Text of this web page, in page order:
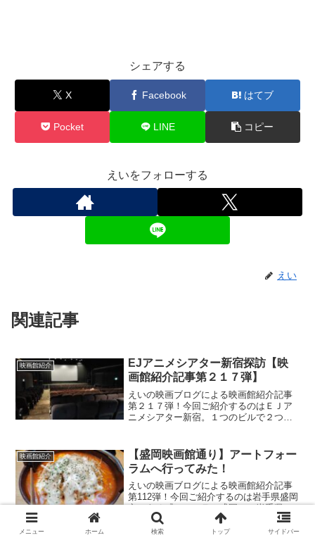
シェアする
X Facebook はてブ
Pocket LINE コピー
えいをフォローする
えい
関連記事
映画館紹介
EJアニメシアター新宿探訪【映
画館紹介記事第２１７弾】
えいの映画ブログによる映画館紹介記事
第２１７弾！今回ご紹介するのはＥＪア
ニメシアター新宿。１つのビルで２つの
映画館紹介
【盛岡映画館通り】アートフォー
ラムへ行ってみた！
えいの映画ブログによる映画館紹介記事
第112弾！今回ご紹介するのは岩手県盛岡
市にある『フォーラム盛岡』！岩手県盛
岡市映画館通りの一角を成す映画館の１
つをご紹介！
メニュー ホーム 検索 トップ サイドバー